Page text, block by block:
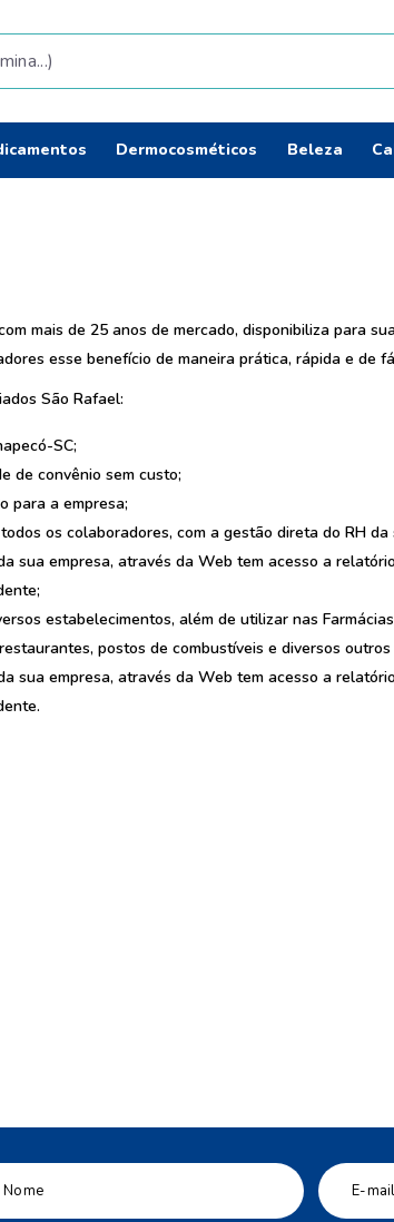
Dermocosméticos Beleza
mais de 25 anos de mercado, disponibiliza para
esse benefício de maneira prática, rápida e de
São Rafael:
SC;
de convênio sem custo;
para a empresa;
os colaboradores, com a gestão direta do RH da
sua empresa, através da Web tem acesso a
estabelecimentos, além de utilizar nas
postos de combustíveis e diversos
sua empresa, através da Web tem acesso a
Termos mais
6º tintura